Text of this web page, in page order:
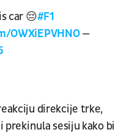
car 😔#F1
—
direkcije trke,
prekinula sesiju kako bi